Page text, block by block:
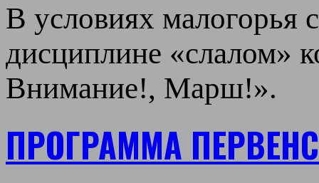
В условиях малогорья
дисциплине «слалом»
Внимание!, Марш!».
ПРОГРАММА